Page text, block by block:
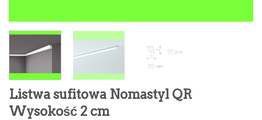
Listwa sufitowa Nomastyl QR
Wysokość 2 cm